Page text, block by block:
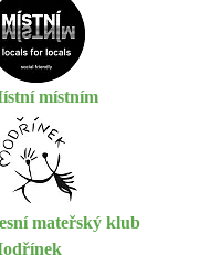
místním
mateřský klub